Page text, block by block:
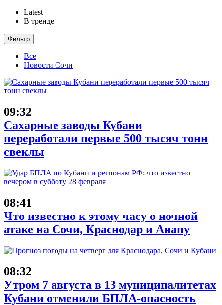
Latest
В тренде
Фильтр
Все
Новости Сочи
09:32
Сахарные заводы Кубани
переработали первые 500 тысяч тонн
свеклы
08:41
Что известно к этому часу о ночной
атаке на Сочи, Краснодар и Анапу
08:32
Утром 7 августа в 13 муниципалитетах
Кубани отменили БПЛА-опасность